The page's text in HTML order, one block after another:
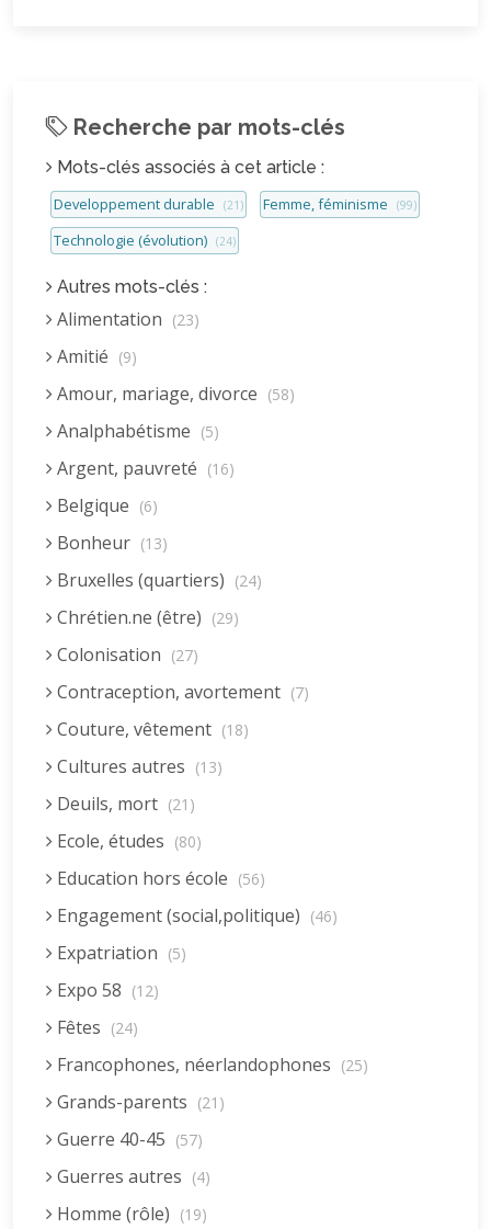
Recherche par mots-clés
Mots-clés associés à cet article :
Developpement durable (21) Femme, féminisme (99)
Technologie (évolution) (24)
Autres mots-clés :
Alimentation (23)
Amitié (9)
Amour, mariage, divorce (58)
Analphabétisme (5)
Argent, pauvreté (16)
Belgique (6)
Bonheur (13)
Bruxelles (quartiers) (24)
Chrétien.ne (être) (29)
Colonisation (27)
Contraception, avortement (7)
Couture, vêtement (18)
Cultures autres (13)
Deuils, mort (21)
Ecole, études (80)
Education hors école (56)
Engagement (social,politique) (46)
Expatriation (5)
Expo 58 (12)
Fêtes (24)
Francophones, néerlandophones (25)
Grands-parents (21)
Guerre 40-45 (57)
Guerres autres (4)
Homme (rôle) (19)